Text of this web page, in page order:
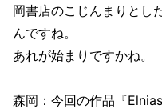
岡書店のこじんまりとし
んですね。
あれが始まりですかね。
森岡：今回の作品『